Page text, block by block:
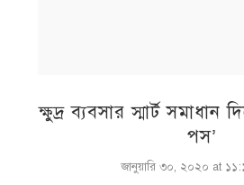
ক্ষুদ্র ব্যবসার স্মার্ট সমাধান
পস’
জানুয়ারি ৩০, ২০২০ at